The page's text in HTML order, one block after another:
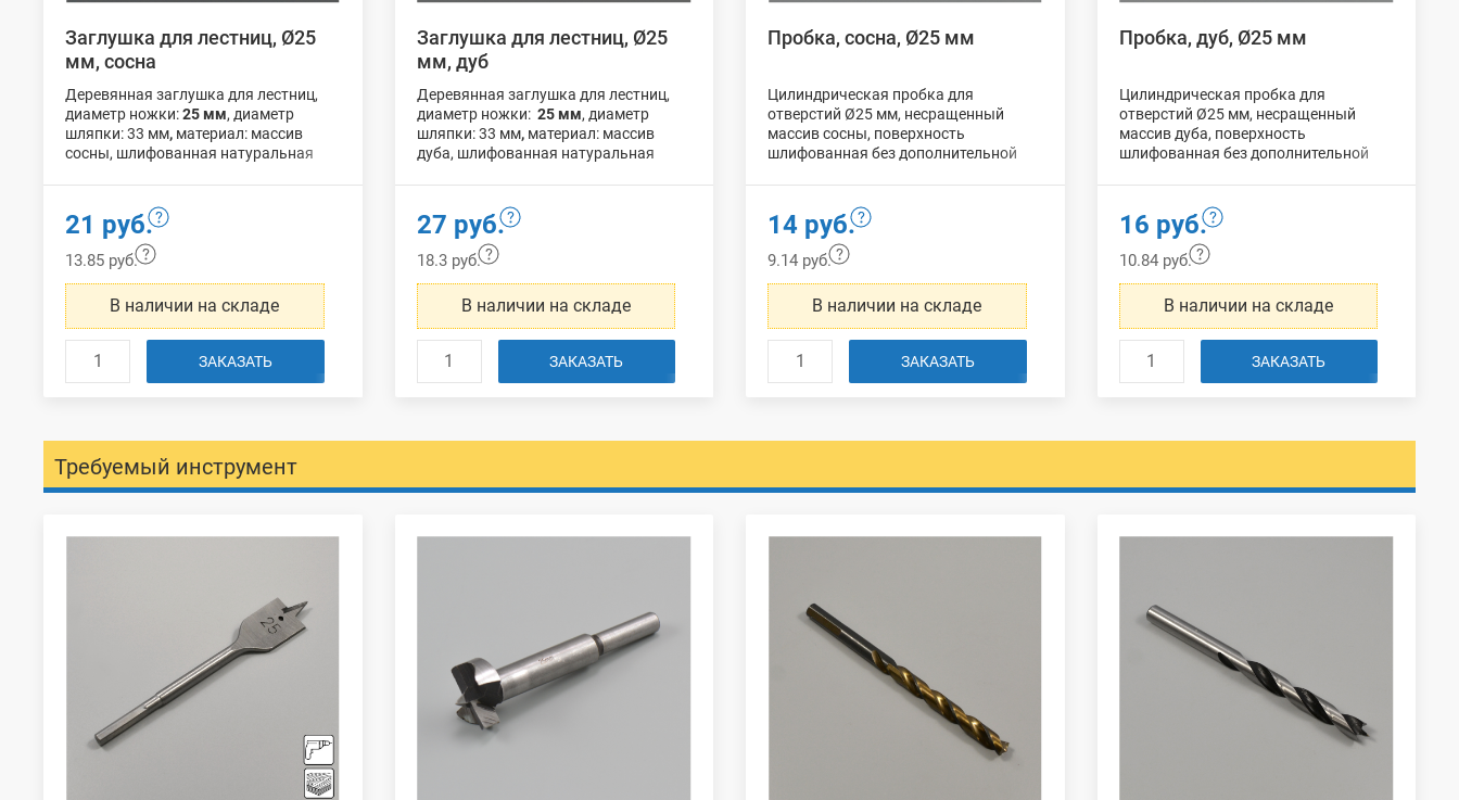
Заглушка для лестниц, Ø25
мм, сосна
Деревянная заглушка для лестниц,
диаметр ножки:25 мм, диаметр
шляпки: 33 мм, материал: массив
сосны, шлифованная натуральная
обработки.
21 руб.
13.85 руб.
В наличии на складе
ЗАКАЗАТЬ
Заглушка для лестниц, Ø25
мм, дуб
Деревянная заглушка для лестниц,
диаметр ножки: 25 мм, диаметр
шляпки: 33 мм,материал: массив
дуба, шлифованная натуральная
обработки, упаковка:50 шт.
27 руб.
18.3 руб.
В наличии на складе
ЗАКАЗАТЬ
Пробка, сосна, Ø25 мм
Цилиндрическая пробка для
отверстий Ø25 мм, несращенный
массив сосны, поверхность
шлифованная без дополнительной
14 руб.
9.14 руб.
В наличии на складе
ЗАКАЗАТЬ
Пробка, дуб, Ø25 мм
Цилиндрическая пробка для
отверстий Ø25 мм, несращенный
массив дуба, поверхность
шлифованная без дополнительной
16 руб.
10.84 руб.
В наличии на складе
ЗАКАЗАТЬ
Требуемый инструмент